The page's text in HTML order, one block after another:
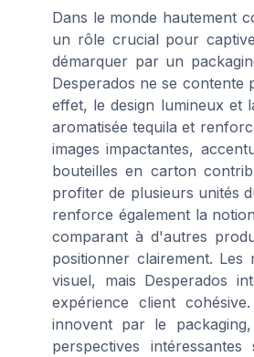
Dans le monde hautement
un rôle crucial pour
démarquer par un
Desperados ne se contente
effet, le design lumineux et
aromatisée tequila et
images impactantes,
bouteilles en carton
profiter de plusieurs unités
renforce également la
comparant à d'autres
positionner clairement.
visuel, mais Desperados
expérience client
innovent par le
perspectives